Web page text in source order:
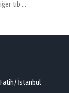
tıb ...
Fatih/İstanbul